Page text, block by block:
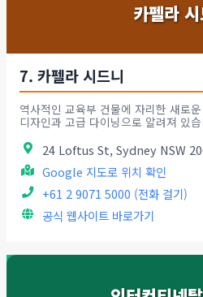
카펠라
7. 카펠라 시드니
역사적인 교육부 건물에 자리한 새로
디자인과 고급 다이닝으로 알려져 있
24 Loftus St, Sydney NSW
Google 지도로 위치 확인
+61 2 9071 5000 (전화 걸기)
공식 웹사이트 바로가기